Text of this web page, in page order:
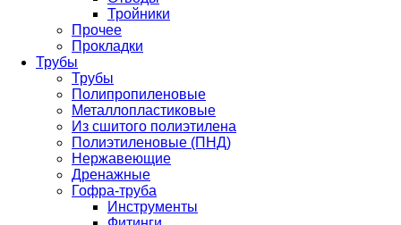
Тройники
Прочее
Прокладки
Трубы
Трубы
Полипропиленовые
Металлопластиковые
Из сшитого полиэтилена
Полиэтиленовые (ПНД)
Нержавеющие
Дренажные
Гофра-труба
Инструменты